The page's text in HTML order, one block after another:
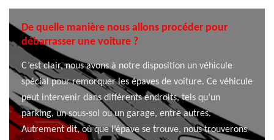
De quelle manière nous allons procéder pour
débarrasser une voiture ?
C’est clair, nous avons à notre disposition un véhicule
spécial pour remorquer les épaves de voiture. Ce véhicule
peut intervenir dans différents endroits, tels qu’un
parking, un sous-sol ou un garage, entre autres.
Autrement dit, où que l’épave se trouve, nous trouverons